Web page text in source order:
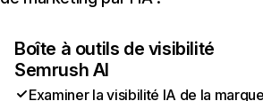
Boîte à outils de visibilité
Semrush AI
Examiner la visibilité IA de la